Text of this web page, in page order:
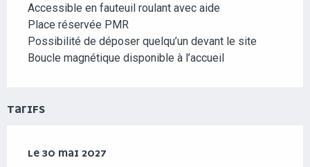
Accessible en fauteuil roulant avec aide
Place réservée PMR
Possibilité de déposer quelqu’un devant le site
Boucle magnétique disponible à l’accueil
TARIFS
LE 30 MAI 2027
LE 30 MAI 2027